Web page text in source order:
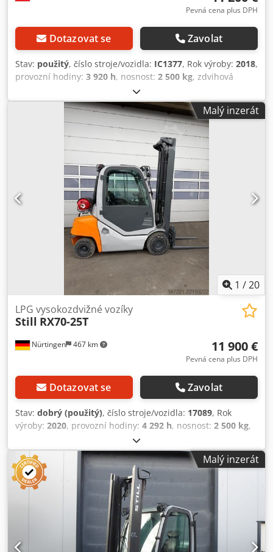
Pevná cena plus DPH
Dotazovat se Zavolat
Stav: použitý, číslo stroje/vozidla: IC1377, Rok výroby: 2018,
provozní hodiny: 3 920 h, nosnost: 2 500 kg, zdvihová
nafta
stavební výška:2 275 mm, Vybavení:kabina, 5214262
Sériové číslo: 517382J00062 Djdpjzp Uabjfx AafekrMalý inzerát
1 /20
Nürtingen 467 km
LPG vysokozdvižné vozíky
Still RX70-25T
11 900 €
Pevná cena plus DPH
Dotazovat se Zavolat
Stav: dobrý (použitý), číslo stroje/vozidla: 17089, Rok
výroby: 2020, provozní hodiny: 4 292 h, nosnost: 2 500 kg,
, volný zdvih:
nákladu:500 mm, typ paliva:plyn, typ stožáru:duplex,
stavební výška:
2 925 mm, délka vidlic:1 200 mm, velikost
přední pneumatiky:
23x9-10, velikost zadní pneumatiky:
21x8-9
, celková hmotnost:4 312 kg kabina
5145342 Dedpfx Aozfd T Aoafskr Sériové číslo:
Malý inzerát